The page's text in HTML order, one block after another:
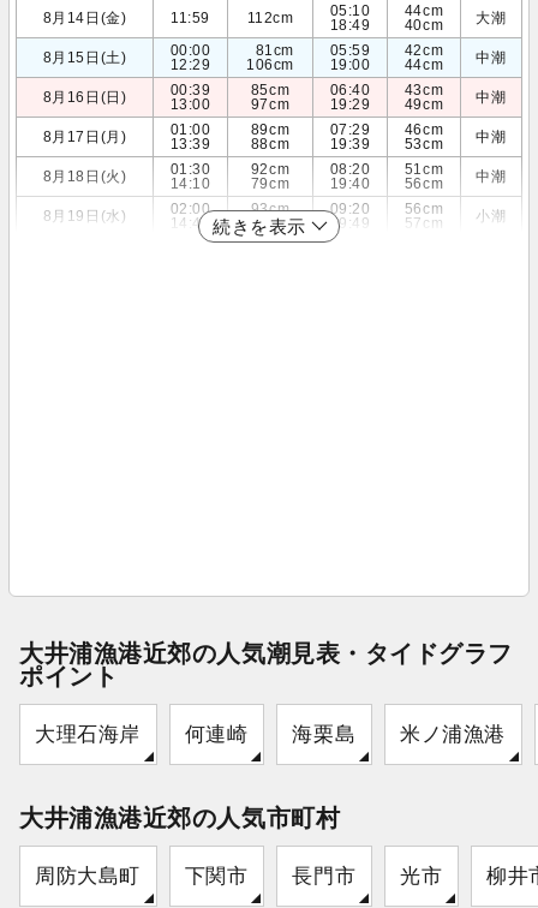
8月14日(金) 11:59 112cm
05:10
18:49
44cm
40cm
大潮
8月15日(土)
00:00
12:29
81cm
106cm
05:59
19:00
42cm
44cm
中潮
8月16日(日)
00:39
13:00
85cm
97cm
06:40
19:29
43cm
49cm
中潮
8月17日(月)
01:00
13:39
89cm
88cm
07:29
19:39
46cm
53cm
中潮
8月18日(火)
01:30
14:10
92cm
79cm
08:20
19:40
51cm
56cm
中潮
8月19日(水)
02:00
14:40
93cm
71cm
09:20
19:49
56cm
57cm
小潮
続きを表示
大井浦漁港近郊の人気潮見表・タイドグラフ
ポイント
大理石海岸 何連崎 海栗島 米ノ浦漁港
大井浦漁港近郊の人気市町村
周防大島町 下関市 長門市 光市 柳井